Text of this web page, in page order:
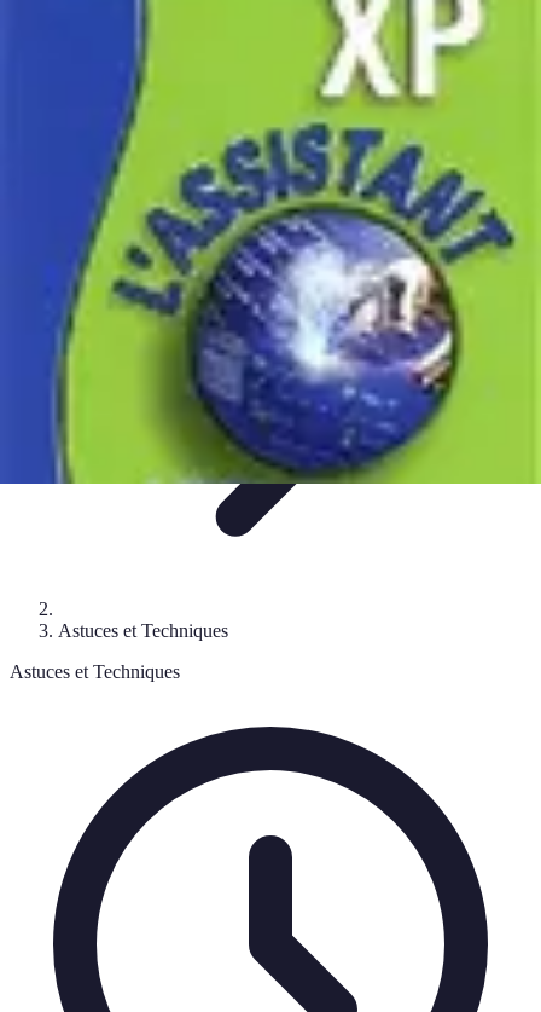
Techniques de Speedcubing
Astuces et
Résolution Techniques et Astuces
Astuces Rubik Cube
Astuces et Techniques
Astuces et Techniques